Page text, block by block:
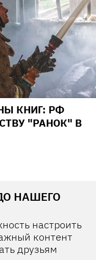
КНИГ: РФ
"РАНОК" В
НАШЕГО
настроить
контент
друзьям